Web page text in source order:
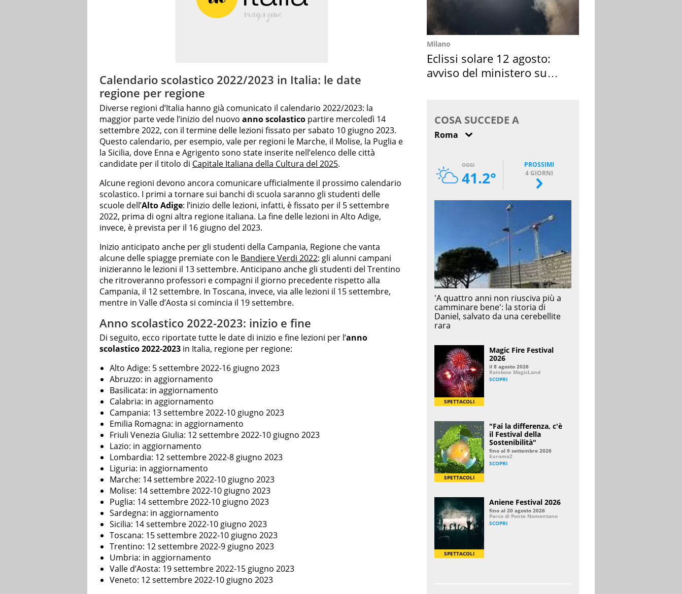
Calendario scolastico 2022/2023 in Italia: le date
regione per regione
Diverse regioni d’Italia hanno già comunicato il calendario 2022/2023: la
maggior parte vede l’inizio del nuovo anno scolastico partire mercoledì 14
settembre 2022, con il termine delle lezioni fissato per sabato 10 giugno 2023.
Questo calendario, per esempio, vale per regioni le Marche, il Molise, la Puglia e
la Sicilia, dove Enna e Agrigento sono state inserite nell’elenco delle città
candidate per il titolo di Capitale Italiana della Cultura del 2025.
Alcune regioni devono ancora comunicare ufficialmente il prossimo calendario
scolastico. I primi a tornare sui banchi di scuola saranno gli studenti delle
scuole dell’Alto Adige: l’inizio delle lezioni, infatti, è fissato per il 5 settembre
2022, prima di ogni altra regione italiana. La fine delle lezioni in Alto Adige,
invece, è prevista per il 16 giugno del 2023.
Inizio anticipato anche per gli studenti della Campania, Regione che vanta
alcune delle spiagge premiate con le Bandiere Verdi 2022: gli alunni campani
inizieranno le lezioni il 13 settembre. Anticipano anche gli studenti del Trentino
che ritroveranno professori e compagni il giorno precedente rispetto alla
Campania, il 12 settembre. In Toscana, invece, via alle lezioni il 15 settembre,
mentre in Valle d’Aosta si comincia il 19 settembre.
Anno scolastico 2022-2023: inizio e fine
Di seguito, ecco riportate tutte le date di inizio e fine lezioni per l’anno
scolastico 2022-2023 in Italia, regione per regione:
Alto Adige: 5 settembre 2022-16 giugno 2023
Abruzzo: in aggiornamento
Basilicata: in aggiornamento
Calabria: in aggiornamento
Campania: 13 settembre 2022-10 giugno 2023
Emilia Romagna: in aggiornamento
Friuli Venezia Giulia: 12 settembre 2022-10 giugno 2023
Lazio: in aggiornamento
Lombardia: 12 settembre 2022-8 giugno 2023
Liguria: in aggiornamento
Marche: 14 settembre 2022-10 giugno 2023
Molise: 14 settembre 2022-10 giugno 2023
Puglia: 14 settembre 2022-10 giugno 2023
Sardegna: in aggiornamento
Sicilia: 14 settembre 2022-10 giugno 2023
Toscana: 15 settembre 2022-10 giugno 2023
Trentino: 12 settembre 2022-9 giugno 2023
Umbria: in aggiornamento
Valle d’Aosta: 19 settembre 2022-15 giugno 2023
Veneto: 12 settembre 2022-10 giugno 2023
Milano
Eclissi solare 12 agosto:
avviso del ministero su